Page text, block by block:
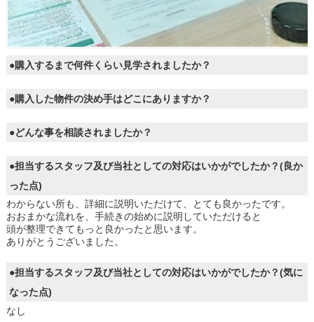
●購入するまで何件くらい見学されましたか？
●購入した物件の決め手はどこにありますか？
●どんな事を相談されましたか？
●担当するスタッフ及び当社としての対応はいかがでしたか？(良か
った点)
わからない所も、詳細に説明いただけて、とても良かったです。
おおまかな流れを、手続きの始めに説明していただけると
頭が整理できてもっと良かったと思います。
ありがとうございました。
●担当するスタッフ及び当社としての対応はいかがでしたか？(気に
なった点)
なし